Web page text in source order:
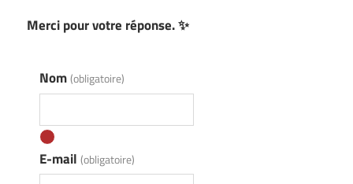
Merci pour votre réponse. ✨
Nom(obligatoire)
E-mail (obligatoire)